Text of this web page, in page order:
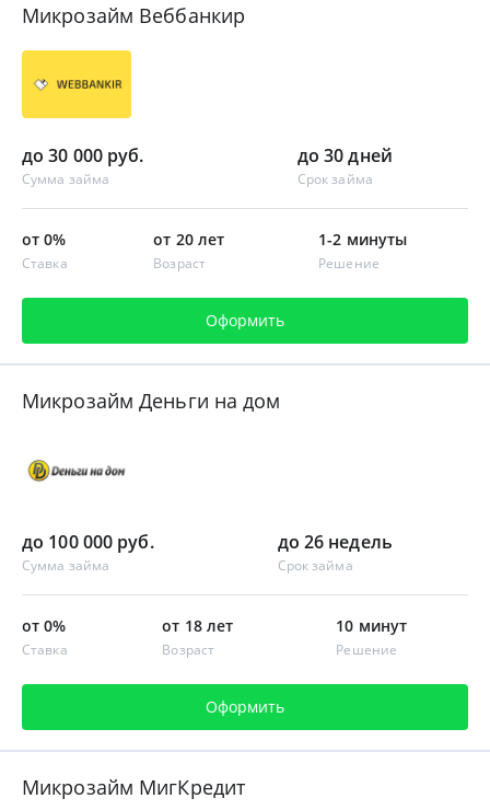
Микрозайм Веббанкир
до 30 000 руб.
Сумма займа
до 30 дней
Срок займа
от 0%
Ставка
от 20 лет
Возраст
1-2 минуты
Решение
Оформить
Микрозайм Деньги на дом
до 100 000 руб.
Сумма займа
до 26 недель
Срок займа
от 0%
Ставка
от 18 лет
Возраст
10 минут
Решение
Оформить
Микрозайм МигКредит